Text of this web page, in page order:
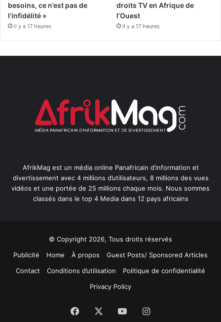
besoins, ce n’est pas de
l’infidélité »
il y a 17 heures
droits TV en Afrique de
l’Ouest
il y a 17 heures
AfrikMag est un média online Panafricain d’information et
divertissement avec 4 millions d’utilisateurs, 8 millions des vues
vidéos et une portée de 25 millions chaque mois. Nous sommes
classés dans le top 4 Media dans 12 pays africains
© Copyright 2026, Tous droits réservés
Publicité
Home À propos
Guest Posts/ Sponsored Articles
Contact
Conditions d’utilisation
Politique de confidentialité
Privacy Policy
Facebook YouTubeInstagram